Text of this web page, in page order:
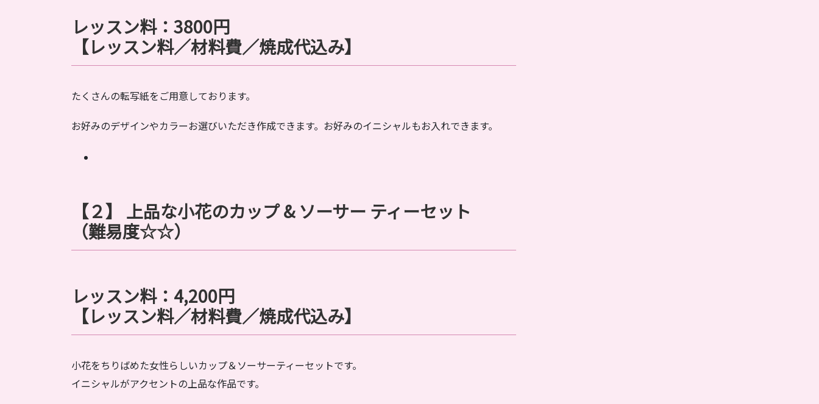
レッスン料：3800円
【レッスン料／材料費／焼成代込み】
たくさんの転写紙をご用意しております。
お好みのデザインやカラーお選びいただき作成できます。お好みのイニシャルもお入れできます。
【２】 上品な小花のカップ & ソーサー ティーセット
（難易度☆☆）
レッスン料：4,200円
【レッスン料／材料費／焼成代込み】
小花をちりばめた女性らしいカップ＆ソーサーティーセットです。
イニシャルがアクセントの上品な作品です。